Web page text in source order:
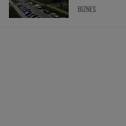
BIZNES